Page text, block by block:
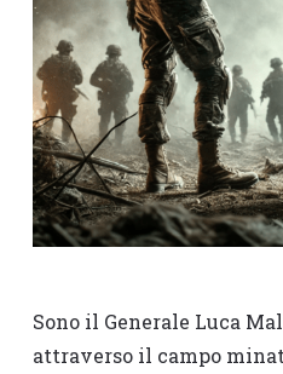
Sono il Generale Luca
attraverso il campo